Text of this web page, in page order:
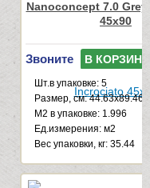
Nanoconcept 7.0
45x90
Звоните В КОРЗИНУ
Шт.в упаковке: 5
Размер, см: 44.63x89.46
М2 в упаковке: 1.996
Ед.измерения: м2
Веc упаковки, кг: 35.44